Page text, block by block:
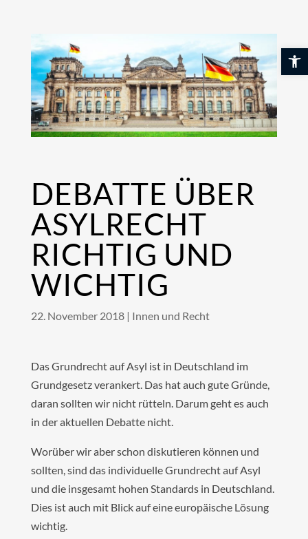
DEBATTE ÜBER
ASYLRECHT
RICHTIG UND
WICHTIG
22. November 2018| Innen und Recht
Das Grundrecht auf Asyl ist in Deutschland im
Grundgesetz verankert. Das hat auch gute Gründe,
daran sollten wir nicht rütteln. Darum geht es auch
in der aktuellen Debatte nicht.
Worüber wir aber schon diskutieren können und
sollten, sind das individuelle Grundrecht auf Asyl
und die insgesamt hohen Standards in Deutschland.
Dies ist auch mit Blick auf eine europäische Lösung
wichtig.